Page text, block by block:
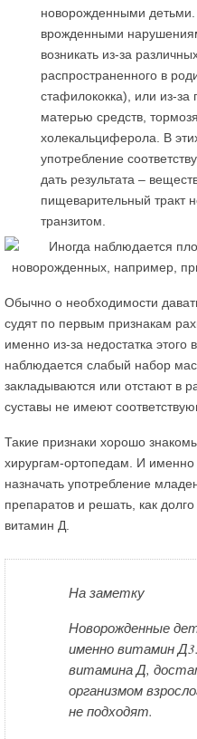
новорожденными
врожденными
возникать из-за
распространенного в
стафилококка), или из-
матерью средств,
холекальциферола. В
употребление
дать результата –
пищеварительный тракт
транзитом.
Обычно о необходимости
судят по первым признакам
именно из-за недостатка
наблюдается слабый набор
закладываются или отстают в
суставы не имеют
Такие признаки хорошо
хирургам-ортопедам. И именно
назначать употребление
препаратов и решать, как
витамин Д.
На заметку
Новорожденные
именно витамин
витамина Д,
организмом
не подходят.